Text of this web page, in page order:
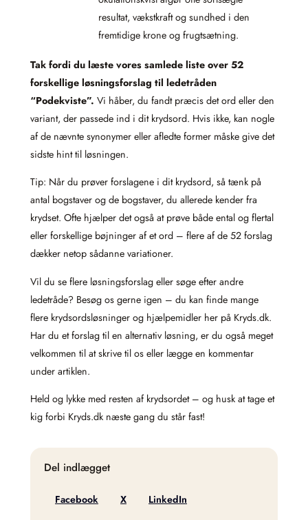
resultat, vækstkraft og sundhed i den
fremtidige krone og frugtsætning.
Tak fordi du læste vores samlede liste over 52
forskellige løsningsforslag til ledetråden
“Podekviste”. Vi håber, du fandt præcis det ord eller den
variant, der passede ind i dit krydsord. Hvis ikke, kan nogle
af de nævnte synonymer eller afledte former måske give det
sidste hint til løsningen.
Tip: Når du prøver forslagene i dit krydsord, så tænk på
antal bogstaver og de bogstaver, du allerede kender fra
krydset. Ofte hjælper det også at prøve både ental og flertal
eller forskellige bøjninger af et ord – flere af de 52 forslag
dækker netop sådanne variationer.
Vil du se flere løsningsforslag eller søge efter andre
ledetråde? Besøg os gerne igen – du kan finde mange
flere krydsordsløsninger og hjælpemidler her på Kryds.dk.
Har du et forslag til en alternativ løsning, er du også meget
velkommen til at skrive til os eller lægge en kommentar
under artiklen.
Held og lykke med resten af krydsordet – og husk at tage et
kig forbi Kryds.dk næste gang du står fast!
Del indlægget
Facebook X LinkedIn